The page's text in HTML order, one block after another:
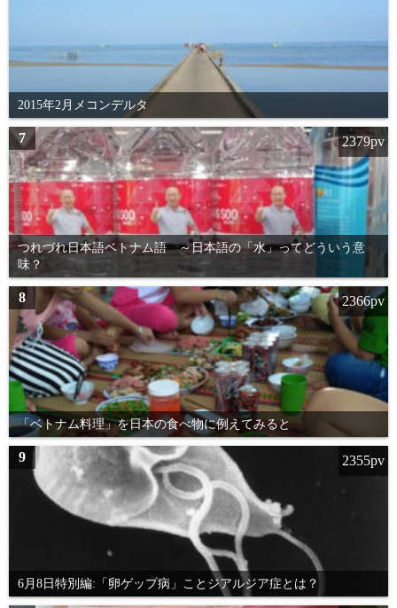
2015年2月メコンデルタ
7
つれづれ日本語ベトナム語 ～日本語の「水」ってどういう意
味？
2379pv
8
「ベトナム料理」を日本の食べ物に例えてみると
2366pv
9
6月8日特別編:「卵ゲップ病」ことジアルジア症とは？
2355pv